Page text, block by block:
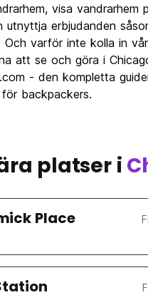
visa vandrarhem
utnyttja erbjudanden
Och varför inte kolla in
att se och göra i
- den kompletta
backpackers.
platser i
Place